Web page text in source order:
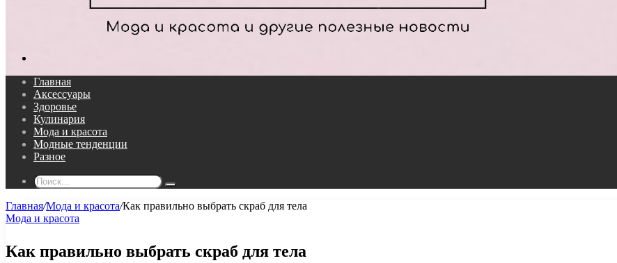
Главная
Аксессуары
Здоровье
Кулинария
Мода и красота
Модные тенденции
Разное
Поиск...
Главная/Мода и красота/Как правильно выбрать скраб для тела
Мода и красота
Как правильно выбрать скраб для тела